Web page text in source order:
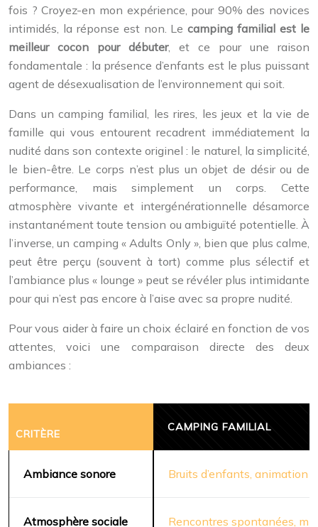
fois ? Croyez-en mon expérience, pour 90% des novices
intimidés, la réponse est non. Lecamping familial est le
meilleur cocon pour débuter, et ce pour une raison
fondamentale : la présence d’enfants est le plus puissant
agent de désexualisation de l’environnement qui soit.
Dans un camping familial, les rires, les jeux et la vie de
famille qui vous entourent recadrent immédiatement la
nudité dans son contexte originel : le naturel, la simplicité,
le bien-être. Le corps n’est plus un objet de désir ou de
performance, mais simplement un corps. Cette
atmosphère vivante et intergénérationnelle désamorce
instantanément toute tension ou ambiguïté potentielle. À
l’inverse, un camping « Adults Only », bien que plus calme,
peut être perçu (souvent à tort) comme plus sélectif et
l’ambiance plus « lounge » peut se révéler plus intimidante
pour qui n’est pas encore à l’aise avec sa propre nudité.
Pour vous aider à faire un choix éclairé en fonction de vos
attentes, voici une comparaison directe des deux
ambiances :
CRITÈRE
CAMPING FAMILIAL
Ambiance sonore Bruits d’enfants, animation
Atmosphère sociale Rencontres spontanées,